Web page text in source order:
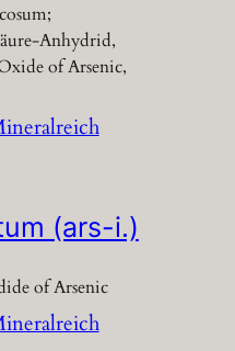
Anhydrid,
of Arsenic,
(ars-i.)
of Arsenic